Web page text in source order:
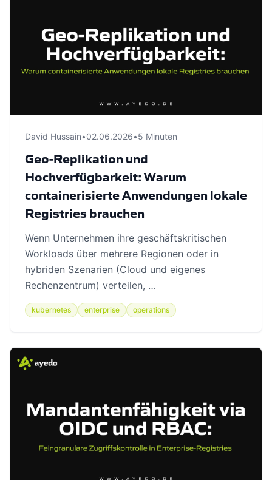
David Hussain•02.06.2026•5 Minuten
Geo-Replikation und
Hochverfügbarkeit: Warum
containerisierte Anwendungen lokale
Registries brauchen
Wenn Unternehmen ihre geschäftskritischen
Workloads über mehrere Regionen oder in
hybriden Szenarien (Cloud und eigenes
Rechenzentrum) verteilen, …
kubernetes enterprise operations